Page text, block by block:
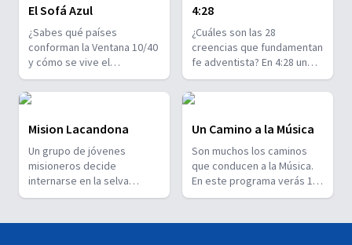
El Sofá Azul
¿Sabes qué países
conforman la Ventana 10/40
y cómo se vive el
adventismo en esa parte
del mundo? Te invitamos a
descubrir lugares
fascinantes a través de
invitados que nos hablarán
de su cultura. Cada
episodio es como un viaje
diferente... en El Sofá Azul!
4:28
¿Cuáles son las 28
creencias que fundamentan
fe adventista? En 4:28 un
grupo de jóvenes conversa
sobre ellas para que
puedas entenderlas y
compartir su significado
con otros. 4:28!
Mision Lacandona
Un grupo de jóvenes
misioneros decide
internarse en la selva
Lacandona para convivir
indígenas descendientes
Un Camino a la Música
Son muchos los caminos
que conducen a la Música.
En este programa verás 13
hermosos capítulos que te
profundamente la